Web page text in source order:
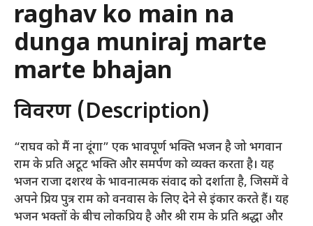
raghav ko main na
dunga muniraj marte
marte bhajan
विवरण (Description)
“राघव को मैं ना दूंगा” एक भावपूर्ण भक्ति भजन है जो भगवान
राम के प्रति अटूट भक्ति और समर्पण को व्यक्त करता है। यह
भजन राजा दशरथ के भावनात्मक संवाद को दर्शाता है, जिसमें वे
अपने प्रिय पुत्र राम को वनवास के लिए देने से इंकार करते हैं। यह
भजन भक्तों के बीच लोकप्रिय है और श्री राम के प्रति श्रद्धा और